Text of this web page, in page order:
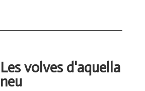
Les volves d'aquella
neu